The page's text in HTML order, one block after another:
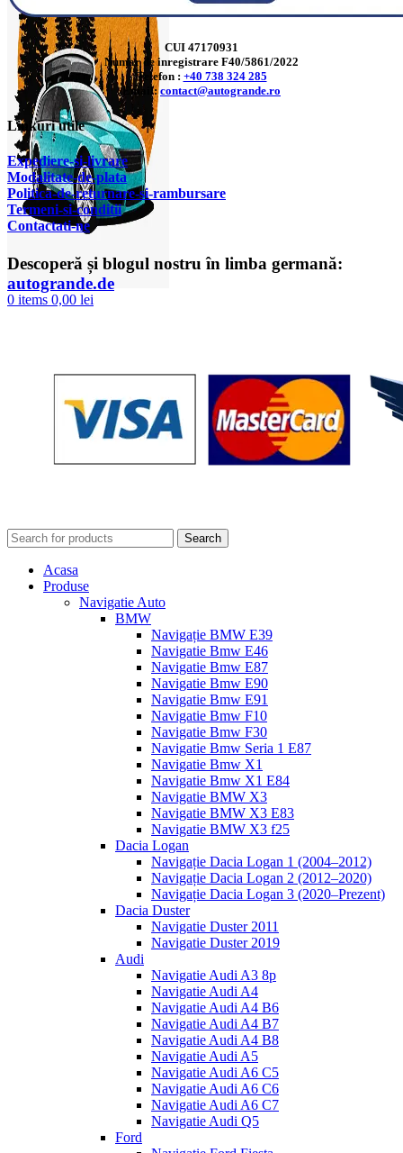
0 items 0,00 lei
CUI 47170931
Numar de inregistrare F40/5861/2022
Telefon : +40 738 324 285
Email:contact@autogrande.ro
Linkuri utile
Expediere-si-livrare
Modalitate-de-plata
Politica-de-returnare-si-rambursare
Termeni-si-conditii
Contactati-ne
Descoperă și blogul nostru în limba germană:
autogrande.de
Search
Acasa
Produse
Navigatie Auto
BMW
Navigație BMW E39
Navigatie Bmw E46
Navigatie Bmw E87
Navigatie Bmw E90
Navigatie Bmw E91
Navigatie Bmw F10
Navigatie Bmw F30
Navigatie Bmw Seria 1 E87
Navigatie Bmw X1
Navigatie Bmw X1 E84
Navigatie BMW X3
Navigatie BMW X3 E83
Navigatie BMW X3 f25
Dacia Logan
Navigație Dacia Logan 1 (2004–2012)
Navigație Dacia Logan 2 (2012–2020)
Navigație Dacia Logan 3 (2020–Prezent)
Dacia Duster
Navigatie Duster 2011
Navigatie Duster 2019
Audi
Navigatie Audi A3 8p
Navigatie Audi A4
Navigatie Audi A4 B6
Navigatie Audi A4 B7
Navigatie Audi A4 B8
Navigatie Audi A5
Navigatie Audi A6 C5
Navigatie Audi A6 C6
Navigatie Audi A6 C7
Navigatie Audi Q5
Ford